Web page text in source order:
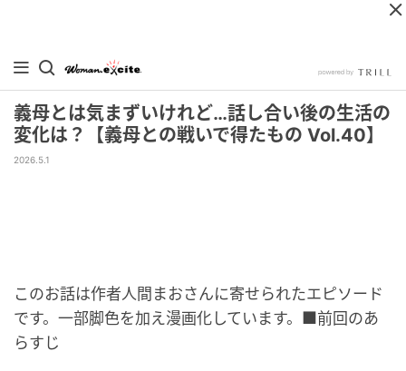
義母とは気まずいけれど…話し合い後の生活の
変化は？【義母との戦いで得たもの Vol.40】
2026.5.1
このお話は作者人間まおさんに寄せられたエピソード
です。一部脚色を加え漫画化しています。■前回のあ
らすじ